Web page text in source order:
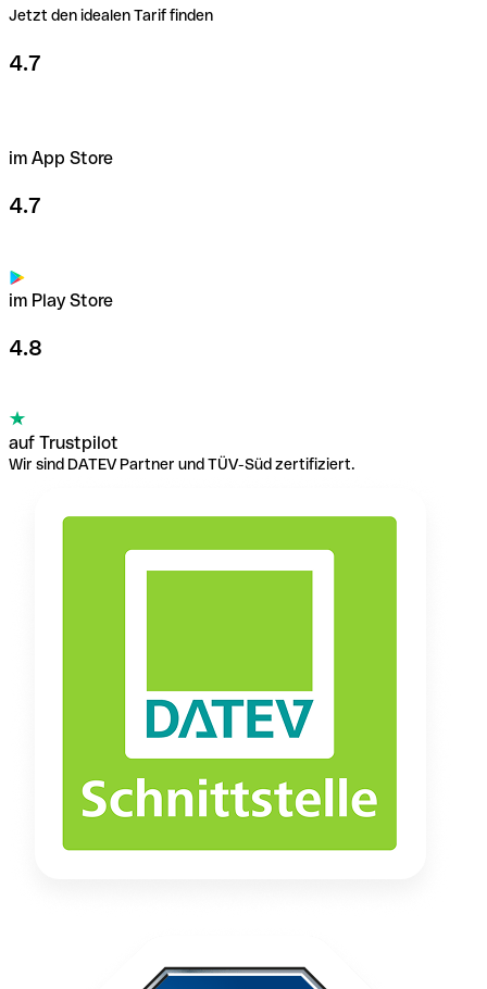
Jetzt den idealen Tarif finden
4.7
im App Store
4.7
im Play Store
4.8
auf Trustpilot
Wir sind DATEV Partner und TÜV-Süd zertifiziert.